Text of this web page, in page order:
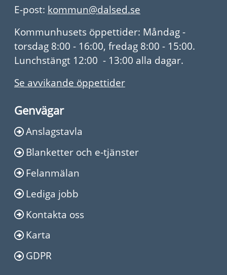
E-post: kommun@dalsed.se
Kommunhusets öppettider: Måndag -
torsdag 8:00 - 16:00, fredag 8:00 - 15:00.
Lunchstängt 12:00 - 13:00 alla dagar.
Se avvikande öppettider
Genvägar
Anslagstavla
Blanketter och e-tjänster
Felanmälan
Lediga jobb
Kontakta oss
Karta
GDPR